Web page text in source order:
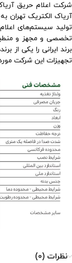
آریاک الکتریک تهران
تولید سیستم‌های
تخصصی و مجهز و منطبق
برند ایرانی را یکی
تجهیزات این شرکت
نظرات (0)